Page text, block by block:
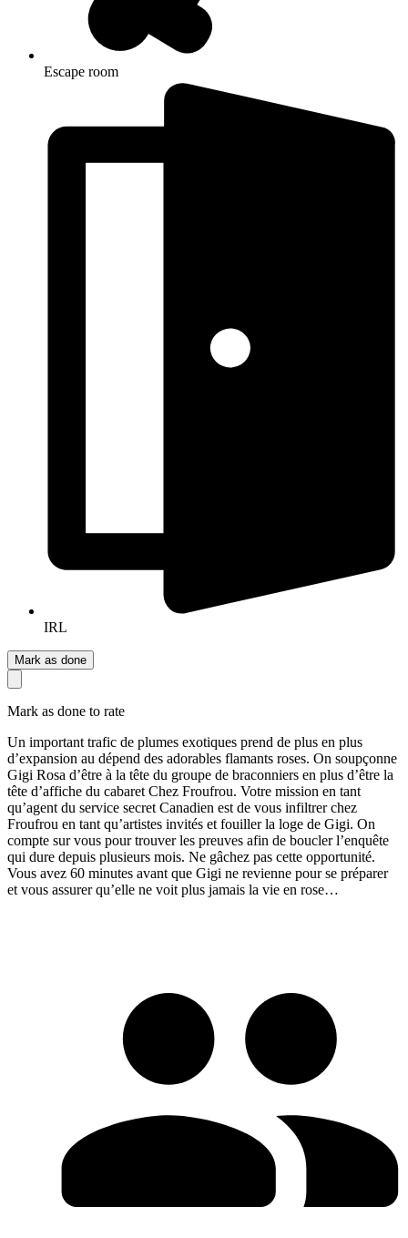
Escape room
IRL
Mark as done
Mark as done to rate
Un important trafic de plumes exotiques prend de plus en plus
d’expansion au dépend des adorables flamants roses. On soupçonne
Gigi Rosa d’être à la tête du groupe de braconniers en plus d’être la
tête d’affiche du cabaret Chez Froufrou. Votre mission en tant
qu’agent du service secret Canadien est de vous infiltrer chez
Froufrou en tant qu’artistes invités et fouiller la loge de Gigi. On
compte sur vous pour trouver les preuves afin de boucler l’enquête
qui dure depuis plusieurs mois. Ne gâchez pas cette opportunité.
Vous avez 60 minutes avant que Gigi ne revienne pour se préparer
et vous assurer qu’elle ne voit plus jamais la vie en rose…